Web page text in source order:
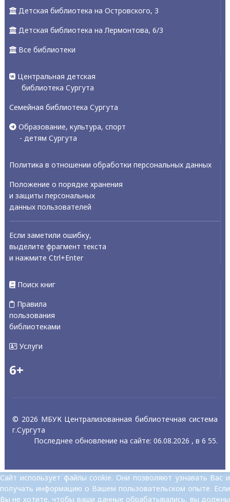
Детская библиотека на Островского, 3
Детская библиотека на Лермонтова, 6/3
Все библиотеки
Центральная детская
библиотека Сургута
Семейная библиотека Сургута
Образование, культура, спорт
- детям Сургута
Политика в отношении обработки персональных данных
Положение о порядке хранения
и защиты персональных
данных пользователей
Если заметили ошибку,
выделите фрагмент текста
и нажмите Ctrl+Enter
Поиск книг
Правила
пользования
библиотеками
Услуги
6+
© 2026 МБУК Централизованная библиотечная система
г.Сургута
Последнее обновление на сайте: 06.08.2026 , в 6 55.
Сайт использует файлы cookie. Они позволяют узнавать Вас и
получать информацию о Вашем пользовательском опыте. Если
Вы не хотите, чтобы ваши данные обрабатывались, вы должны